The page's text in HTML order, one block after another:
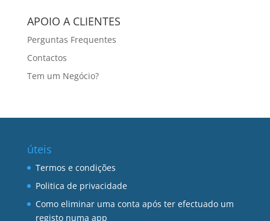
APOIO A CLIENTES
Perguntas Frequentes
Contactos
Tem um Negócio?
úteis
Termos e condições
Politica de privacidade
Como eliminar uma conta após ter efectuado um
registo numa app